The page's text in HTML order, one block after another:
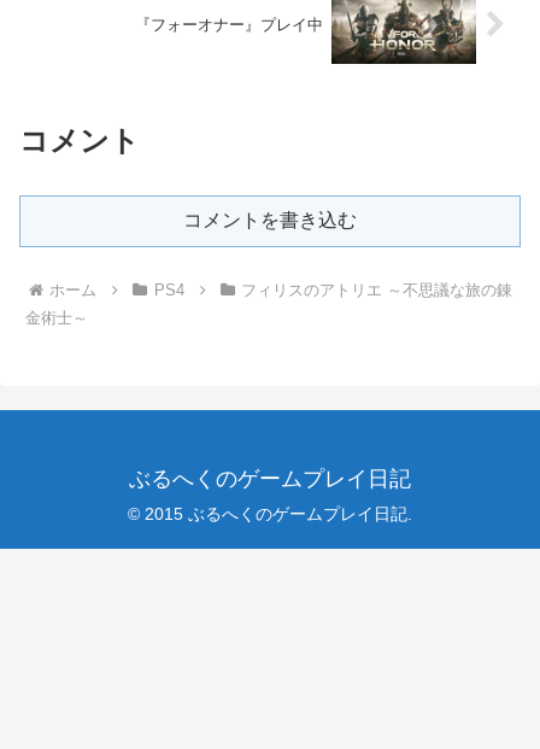
『フォーオナー』プレイ中
コメント
コメントを書き込む
ホーム PS4
フィリスのアトリエ ～不思議な旅の錬
金術士～
ぶるへくのゲームプレイ日記
© 2015 ぶるへくのゲームプレイ日記.